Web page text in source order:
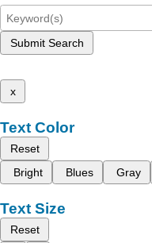
Submit Search
x
Text Color
Reset
Bright
Blues Gray
Text Size
Reset